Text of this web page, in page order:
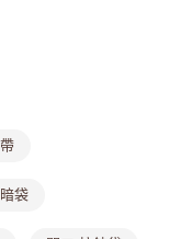
使用無須另外申請。
動跳轉到大哥付的交易
通過，訂單將自動取
月結算日後寄送繳費提
袋